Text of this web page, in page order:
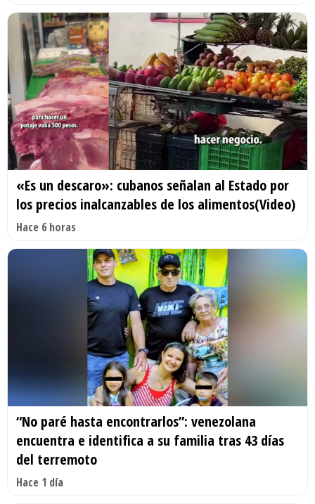
«Es un descaro»: cubanos señalan al Estado por
los precios inalcanzables de los alimentos(Video)
Hace 6 horas
“No paré hasta encontrarlos”: venezolana
encuentra e identifica a su familia tras 43 días
del terremoto
Hace 1 día